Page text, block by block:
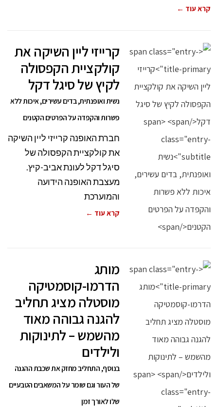
קרא עוד ←
קרייזי ליין השיקה את
קולקציית הקפסולה
לקיץ של סיגל דקל
נשית ואופנתית, בדים עשירים, איכות ללא
פשרות והקפדה על הפרטים הקטנים
חברת האופנה קרייזי ליין השיקה
את קולקציית הקפסולה של
סיגל דקל לעונת אביב-קיץ.
מעצבת האופנה הידועה
והמוערכת
קרא עוד ←
מותג
הדרמו-קוסמטיקה
מוסטלה מציג תחליב
להגנה גבוהה מאוד
מהשמש – לתינוקות
ולילדים
בנוסף, התחליב מחזק את שכבת ההגנה
של העור וגם שומר על המשאבים הטבעיים
שלו לאורך זמן